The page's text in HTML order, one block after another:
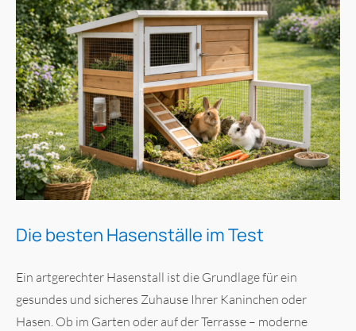
Die besten Hasenställe im Test
Ein artgerechter Hasenstall ist die Grundlage für ein
gesundes und sicheres Zuhause Ihrer Kaninchen oder
Hasen. Ob im Garten oder auf der Terrasse – moderne